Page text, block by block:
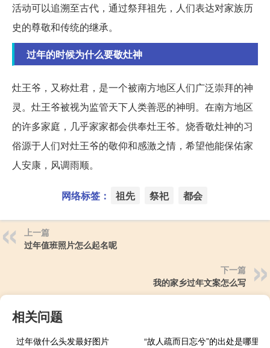
活动可以追溯至古代，通过祭拜祖先，人们表达对家族历
史的尊敬和传统的继承。
过年的时候为什么要敬灶神
灶王爷，又称灶君，是一个被南方地区人们广泛崇拜的神
灵。灶王爷被视为监管天下人类善恶的神明。在南方地区
的许多家庭，几乎家家都会供奉灶王爷。烧香敬灶神的习
俗源于人们对灶王爷的敬仰和感激之情，希望他能保佑家
人安康，风调雨顺。
网络标签： 祖先 祭祀 都会
上一篇
过年值班照片怎么起名呢
下一篇
我的家乡过年文案怎么写
相关问题
过年做什么头发最好图片
“故人疏而日忘兮”的出处是哪里